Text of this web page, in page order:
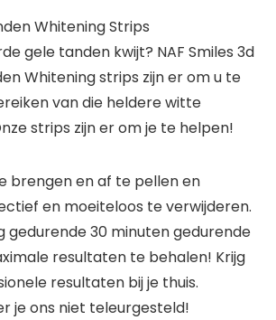
Whitening Strips
gele tanden kwijt? NAF Smiles 3d
Whitening strips zijn er om u te
van die heldere witte
strips zijn er om je te helpen!
brengen en af te pellen en
en moeiteloos te verwijderen.
gedurende 30 minuten gedurende
resultaten te behalen! Krijg
resultaten bij je thuis.
je ons niet teleurgesteld!